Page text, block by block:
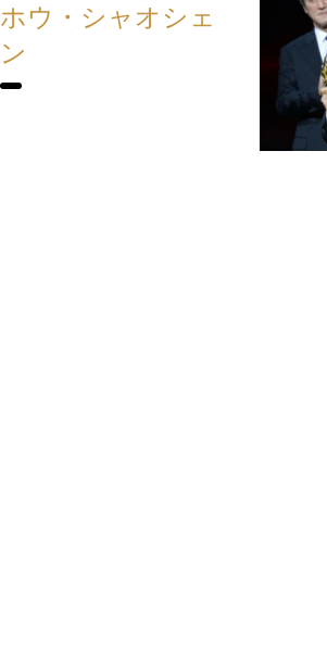
ホウ・シャオシェ
ン